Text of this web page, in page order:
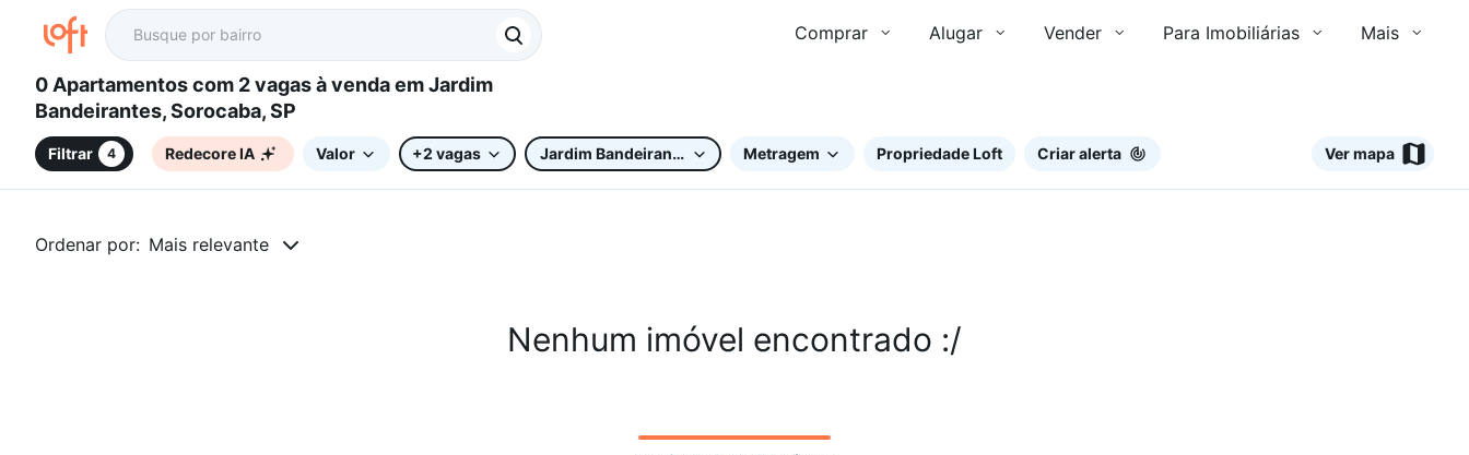
Comprar Alugar Vender Para Imobiliárias Mais
0 Apartamentos com 2 vagas à venda em Jardim
Bandeirantes, Sorocaba, SP
Filtrar 4 Redecore IA Valor +2 vagas Jardim Bandeirantes Metragem Propriedade Loft Criar alerta Ver mapa
Ordenar por: Mais relevante
Nenhum imóvel encontrado :/